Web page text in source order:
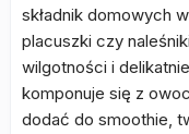
składnik domowych
placuszki czy
wilgotności i
komponuje się z
dodać do smoothie,